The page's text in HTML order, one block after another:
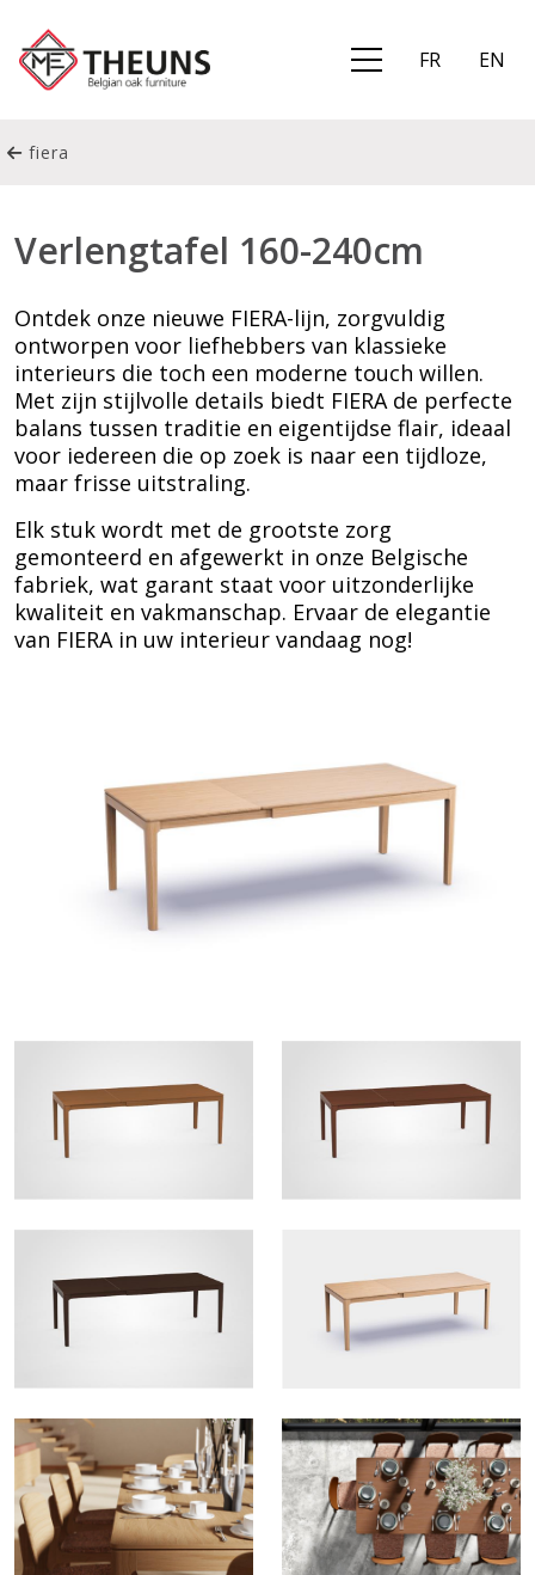
FR EN
fiera
Verlengtafel 160-240cm
Ontdek onze nieuwe FIERA-lijn, zorgvuldig
ontworpen voor liefhebbers van klassieke
interieurs die toch een moderne touch willen.
Met zijn stijlvolle details biedt FIERA de perfecte
balans tussen traditie en eigentijdse flair, ideaal
voor iedereen die op zoek is naar een tijdloze,
maar frisse uitstraling.
Elk stuk wordt met de grootste zorg
gemonteerd en afgewerkt in onze Belgische
fabriek, wat garant staat voor uitzonderlijke
kwaliteit en vakmanschap. Ervaar de elegantie
van FIERA in uw interieur vandaag nog!